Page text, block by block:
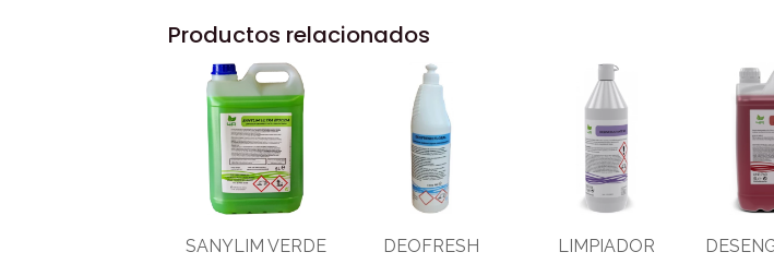
Productos relacionados
SANYLIM VERDE
DEOFRESH
LIMPIADOR